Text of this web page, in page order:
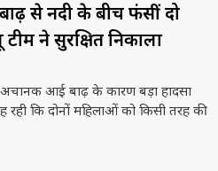
से नदी के बीच फंसीं दो
ने सुरक्षित निकाला
आई बाढ़ के कारण बड़ा हादसा
रही कि दोनों महिलाओं को किसी तरह की